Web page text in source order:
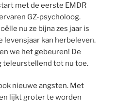
met de eerste EMDR
GZ-psycholoog.
nu ze bijna zes jaar is
levensjaar kan herbeleven.
we het gebeuren! De
teleurstellend tot nu toe.
nieuwe angsten. Met
lijkt groter te worden